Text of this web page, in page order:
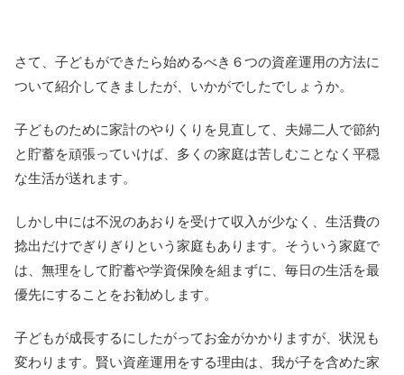
さて、子どもができたら始めるべき６つの資産運用の方法に
ついて紹介してきましたが、いかがでしたでしょうか。
子どものために家計のやりくりを見直して、夫婦二人で節約
と貯蓄を頑張っていけば、多くの家庭は苦しむことなく平穏
な生活が送れます。
しかし中には不況のあおりを受けて収入が少なく、生活費の
捻出だけでぎりぎりという家庭もあります。そういう家庭で
は、無理をして貯蓄や学資保険を組まずに、毎日の生活を最
優先にすることをお勧めします。
子どもが成長するにしたがってお金がかかりますが、状況も
変わります。賢い資産運用をする理由は、我が子を含めた家